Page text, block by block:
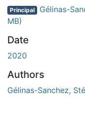
Principal Gélinas-
MB)
Date
2020
Authors
Gélinas-Sanchez,